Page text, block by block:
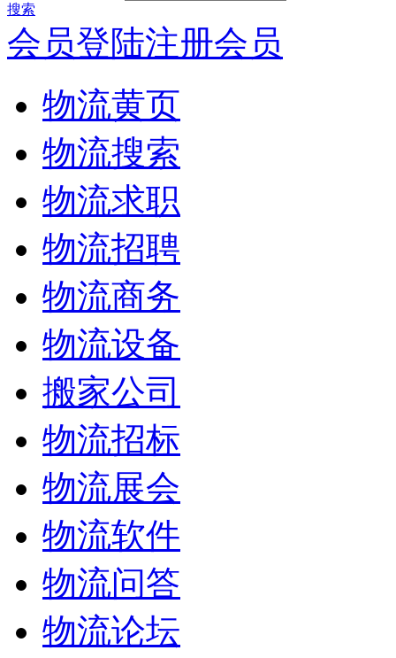
搜索
会员登陆注册会员
物流黄页
物流搜索
物流求职
物流招聘
物流商务
物流设备
搬家公司
物流招标
物流展会
物流软件
物流问答
物流论坛